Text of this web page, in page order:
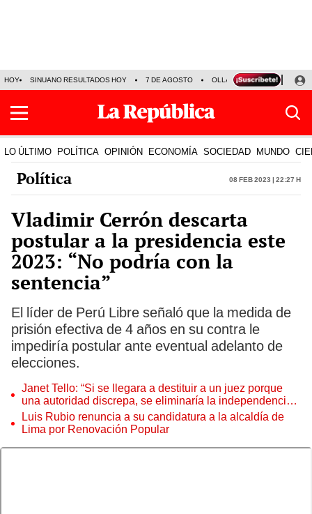
HOY SINUANO RESULTADOS HOY 7 DE AGOSTO OLLANTA HUMALA
LO ÚLTIMO POLÍTICA OPINIÓN ECONOMÍA SOCIEDAD MUNDO
Política 08 Feb 2023 | 22:27 h
Vladimir Cerrón descarta
postular a la presidencia este
2023: “No podría con la
sentencia”
El líder de Perú Libre señaló que la medida de
prisión efectiva de 4 años en su contra le
impediría postular ante eventual adelanto de
elecciones.
Janet Tello: “Si se llegara a destituir a un juez porque
una autoridad discrepa, se eliminaría la independencia
judicial”
Luis Rubio renuncia a su candidatura a la alcaldía de
Lima por Renovación Popular